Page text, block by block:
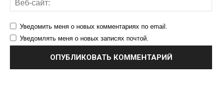
Уведомить меня о новых комментариях по email.
Уведомлять меня о новых записях почтой.